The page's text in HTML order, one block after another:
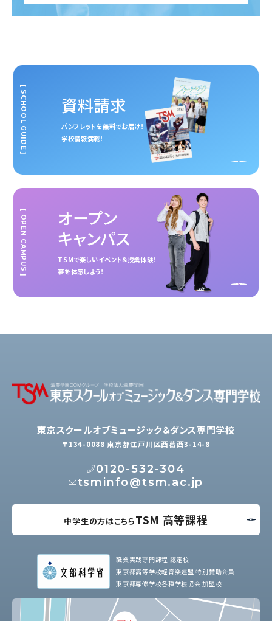
資料請求
パンフレットを無料でお届け！
学校情報満載！
[ SCHOOL GUIDE ]
オープン
キャンパス
TSMで楽しいイベント＆授業体験！
夢を体感しよう！
[ OPEN CAMPUS ]
東京スクールオブミュージック＆ダンス専門学校
〒134-0088 東京都江戸川区西葛西3-14-8
0120-532-304
tsminfo@tsm.ac.jp
中学生の方はこちらTSM 高等課程
職業実践専門課程 認定校
東京都高等学校軽音楽連盟 特別賛助会員
東京都専修学校各種学校協会 加盟校